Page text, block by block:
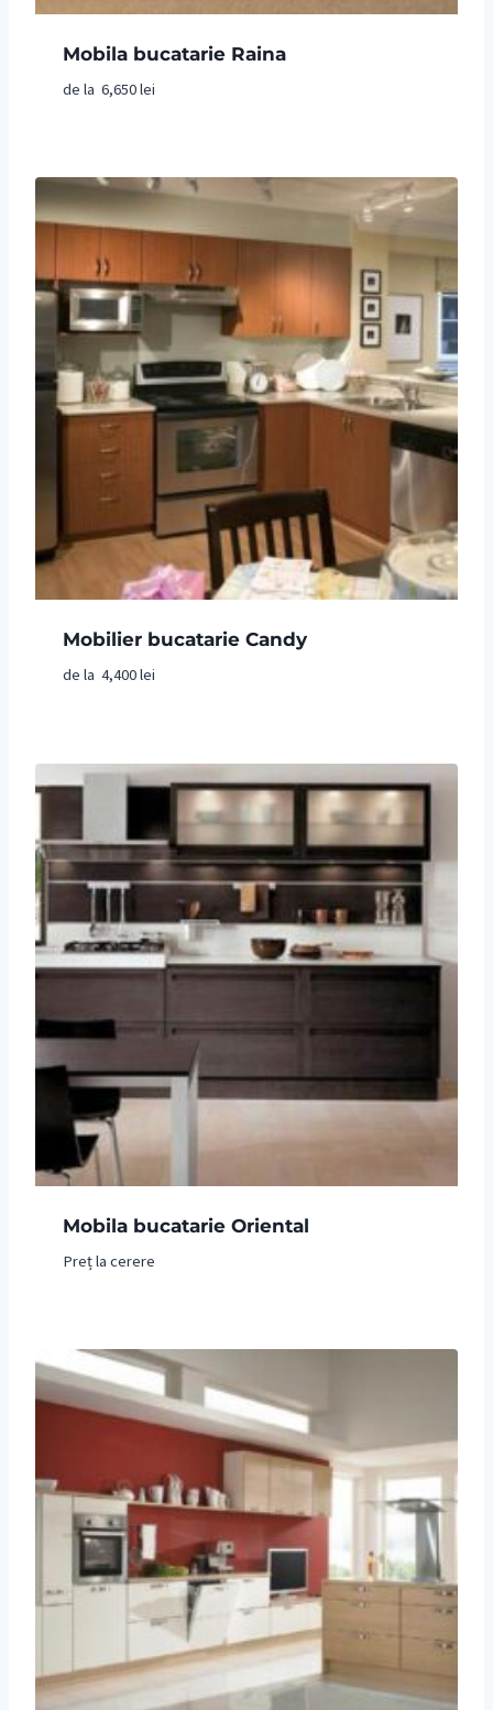
Mobila bucatarie Raina
de la 6,650lei
Mobilier bucatarie Candy
de la 4,400lei
Mobila bucatarie Oriental
Preț la cerere